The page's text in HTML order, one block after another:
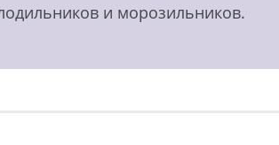
и морозильников.